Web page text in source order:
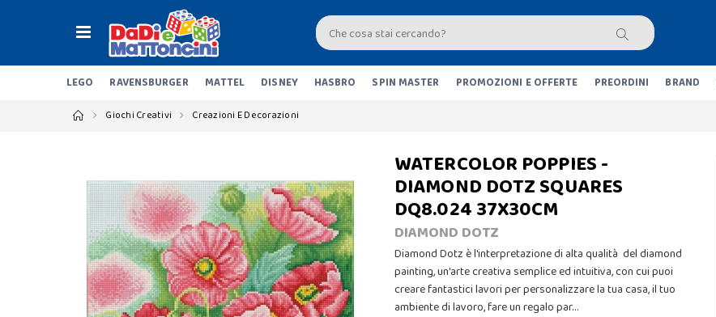
LEGO RAVENSBURGER MATTEL DISNEY HASBRO SPIN MASTER PROMOZIONI E OFFERTE PREORDINI BRAND
Giochi Creativi Creazioni E Decorazioni
WATERCOLOR POPPIES -
DIAMOND DOTZ SQUARES
DQ8.024 37X30CM
DIAMOND DOTZ
Diamond Dotz è l'interpretazione di alta qualità del diamond
painting, un'arte creativa semplice ed intuitiva, con cui puoi
creare fantastici lavori per personalizzare la tua casa, il tuo
ambiente di lavoro, fare un regalo par…